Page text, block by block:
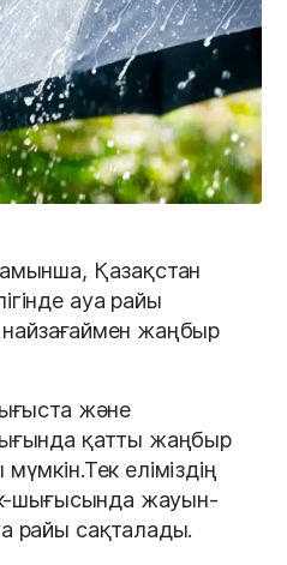
Қазақстан
ауа райы
жаңбыр
және
қатты жаңбыр
еліміздің
шығысында жауын-
райы сақталады.